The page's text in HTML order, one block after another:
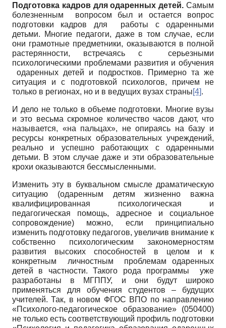
Подготовка кадров для одаренных детей. Самым
болезненным вопросом был и остается вопрос
подготовки кадров для работы с одаренными
детьми. Многие педагоги, даже в том случае, если
они грамотные предметники, оказываются в полной
растерянности, встречаясь с серьезными
психологическими проблемами развития и обучения
одаренных детей и подростков. Примерно та же
ситуация и с подготовкой психологов, причем не
только в регионах, но и в ведущих вузах страны[4].
И дело не только в объеме подготовки. Многие вузы
и это весьма скромное количество часов дают, что
называется, «на пальцах», не опираясь на базу и
ресурсы конкретных образовательных учреждений,
реально и успешно работающих с одаренными
детьми. В этом случае даже и эти образовательные
крохи оказываются бессмысленными.
Изменить эту в буквальном смысле драматическую
ситуацию (одаренным детям жизненно важна
квалифицированная психологическая и
педагогическая помощь, адресное и социальное
сопровождение) можно, если принципиально
изменить подготовку педагогов, увеличив внимание к
собственно психологическим закономерностям
развития высоких способностей в целом и к
конкретным личностным проблемам одаренных
детей в частности. Такого рода программы уже
разработаны в МГППУ, и они будут широко
применяться для обучения студентов – будущих
учителей. Так, в новом ФГОС ВПО по направлению
«Психолого-педагогическое образование» (050400)
не только есть соответствующий профиль подготовки